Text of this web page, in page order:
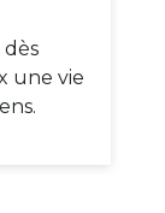
une vie